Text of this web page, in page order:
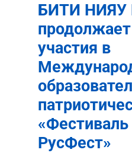
БИТИ
участия в
РусФест»